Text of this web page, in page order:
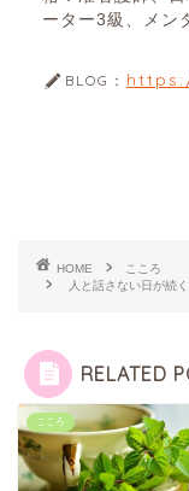
ーター3級、メン
BLOG：
HOME
こころ
人と話さない日が続
RELATED
こころ